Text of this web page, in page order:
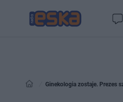
Ginekologia zostaje. Prezes